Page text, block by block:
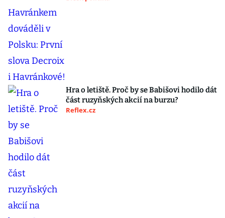
Hra o letiště. Proč by se Babišovi hodilo dát
část ruzyňských akcií na burzu?
Reflex.cz